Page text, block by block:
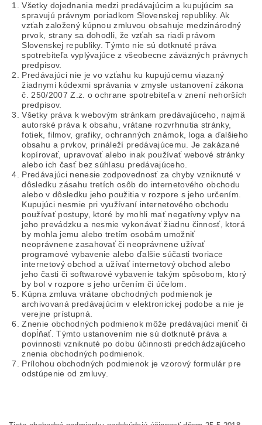
Všetky dojednania medzi predávajúcim a kupujúcim sa
spravujú právnym poriadkom Slovenskej republiky. Ak
vzťah založený kúpnou zmluvou obsahuje medzinárodný
prvok, strany sa dohodli, že vzťah sa riadi právom
Slovenskej republiky. Týmto nie sú dotknuté práva
spotrebiteľa vyplývajúce z všeobecne záväzných právnych
predpisov.
Predávajúci nie je vo vzťahu ku kupujúcemu viazaný
žiadnymi kódexmi správania v zmysle ustanovení zákona
č. 250/2007 Z.z. o ochrane spotrebiteľa v znení nehorších
predpisov.
Všetky práva k webovým stránkam predávajúceho, najmä
autorské práva k obsahu, vrátane rozvrhnutia stránky,
fotiek, filmov, grafiky, ochranných známok, loga a ďalšieho
obsahu a prvkov, prináleží predávajúcemu. Je zakázané
kopírovať, upravovať alebo inak používať webové stránky
alebo ich časť bez súhlasu predávajúceho.
Predávajúci nenesie zodpovednosť za chyby vzniknuté v
dôsledku zásahu tretích osôb do internetového obchodu
alebo v dôsledku jeho použitia v rozpore s jeho určením.
Kupujúci nesmie pri využívaní internetového obchodu
používať postupy, ktoré by mohli mať negatívny vplyv na
jeho prevádzku a nesmie vykonávať žiadnu činnosť, ktorá
by mohla jemu alebo tretím osobám umožniť
neoprávnene zasahovať či neoprávnene užívať
programové vybavenie alebo ďalšie súčasti tvoriace
internetový obchod a užívať internetový obchod alebo
jeho časti či softwarové vybavenie takým spôsobom, ktorý
by bol v rozpore s jeho určením či účelom.
Kúpna zmluva vrátane obchodných podmienok je
archivovaná predávajúcim v elektronickej podobe a nie je
verejne prístupná.
Znenie obchodných podmienok môže predávajúci meniť či
dopĺňať. Týmto ustanovením nie sú dotknuté práva a
povinnosti vzniknuté po dobu účinnosti predchádzajúceho
znenia obchodných podmienok.
Prílohou obchodných podmienok je vzorový formulár pre
odstúpenie od zmluvy.